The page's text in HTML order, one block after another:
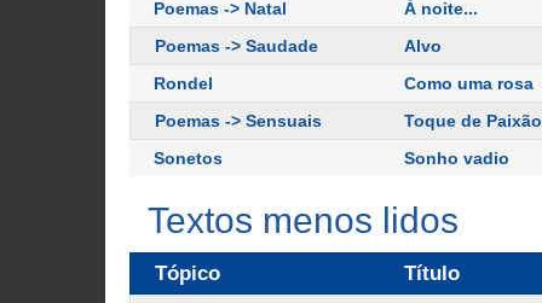
Poemas -> Natal
À noite...
Poemas -> Saudade
Alvo
Rondel
Como uma rosa
Poemas -> Sensuais
Toque de Paixão
Sonetos
Sonho vadio
Textos menos lidos
Tópico Título